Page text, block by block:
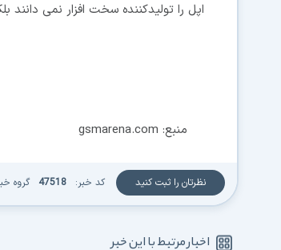
اپل را تولیدکننده سخت افزار نمی دانند
منبع: gsmarena.com
نظرتان را ثبت کنید کد خبر: 47518 گروه
اخبار مرتبط با این خبر